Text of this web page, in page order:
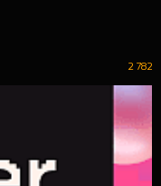
2 782